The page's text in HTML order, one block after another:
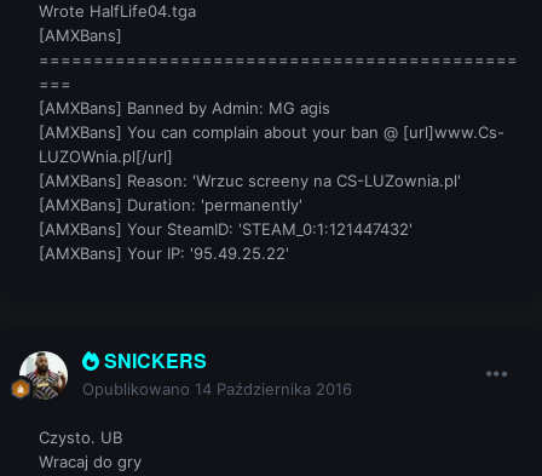
Wrote HalfLife04.tga
[AMXBans]
============================================
===
[AMXBans] Banned by Admin: MG agis
[AMXBans] You can complain about your ban @ [url]www.Cs-
LUZOWnia.pl[/url]
[AMXBans] Reason: 'Wrzuc screeny na CS-LUZownia.pl'
[AMXBans] Duration: 'permanently'
[AMXBans] Your SteamID: 'STEAM_0:1:121447432'
[AMXBans] Your IP: '95.49.25.22'
SNICKERS
Opublikowano 14 Października 2016
Czysto. UB
Wracaj do gry